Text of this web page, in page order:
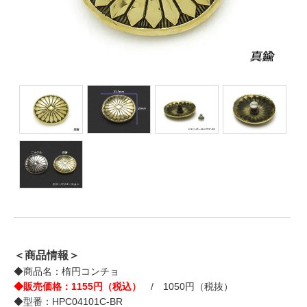
＜商品情報＞
◆商品名：楕円コンチョ
◆販売価格：1155円（税込）
/ 1050円（税抜）
◆型番：HPC04101C-BR